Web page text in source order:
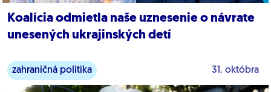
Koalícia odmietla naše uznesenie o návrate
unesených ukrajinských detí
zahraničná politika 31. októbra